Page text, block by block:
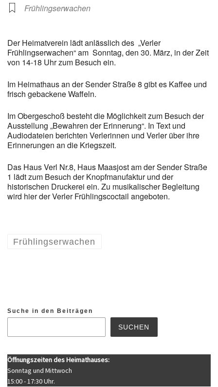
Frühlingserwachen
Der Heimatverein lädt anlässlich des „Verler
Frühlingserwachen“ am Sonntag, den 30. März, in der Zeit
von 14-18 Uhr zum Besuch ein.
Im Heimathaus an der Sender Straße 8 gibt es Kaffee und
frisch gebackene Waffeln.
Im Obergeschoß besteht die Möglichkeit zum Besuch der
Ausstellung „Bewahren der Erinnerung“. In Text und
Audiodateien berichten Verlerinnen und Verler über ihre
Erinnerungen an die Kriegszeit.
Das Haus Verl Nr.8, Haus Maasjost am der Sender Straße
1 lädt zum Besuch der Knopfmanufaktur und der
historischen Druckerei ein. Zu musikalischer Begleitung
wird hier der Verler Frühlingscoctail angeboten.
Frühlingserwachen
Suche in den Beiträgen
SUCHEN
Öffnungszeiten des Heimathauses:
Sonntag und Mittwoch
15:00 - 17:30 Uhr.